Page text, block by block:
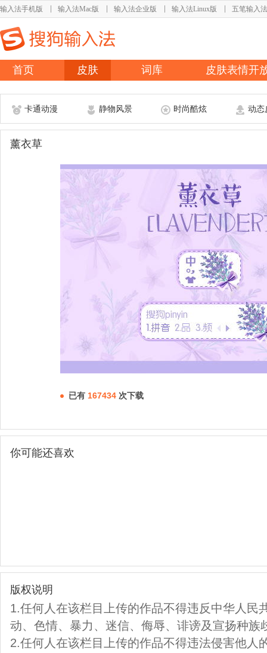
输入法手机版 输入法Mac版 输入法企业版 输入法Linux版 五笔输入法
首页 皮肤 词库 皮肤表情开
卡通动漫 静物风景 时尚酷炫 动态
薰衣草
已有 167434 次下载
你可能还喜欢
版权说明
1.任何人在该栏目上传的作品不得违反中华人民
动、色情、暴力、迷信、侮辱、诽谤及宣扬种族
2.任何人在该栏目上传的作品不得违法侵害他人